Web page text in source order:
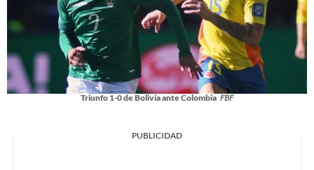
Triunfo 1-0 de Bolivia ante Colombia FBF
PUBLICIDAD